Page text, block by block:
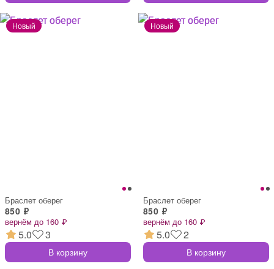
Браслет оберег
850 ₽
вернём до 160 ₽
5.0 3
В корзину
Браслет оберег
850 ₽
вернём до 160 ₽
5.0 2
В корзину